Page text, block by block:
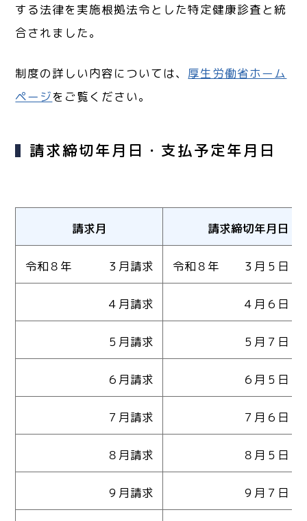
する法律を実施根拠法令とした特定健康診査と統
合されました。
制度の詳しい内容については、 厚生労働省ホーム
ページをご覧ください。
請求締切年月日・支払予定年月日
請求月 請求締切年月日
令和８年 ３月請求 令和８年 ３月５日（
４月請求 ４月６日（月
５月請求 ５月７日（木
６月請求 ６月５日（金
７月請求 ７月６日（月
８月請求 ８月５日（水
９月請求 ９月７日（月